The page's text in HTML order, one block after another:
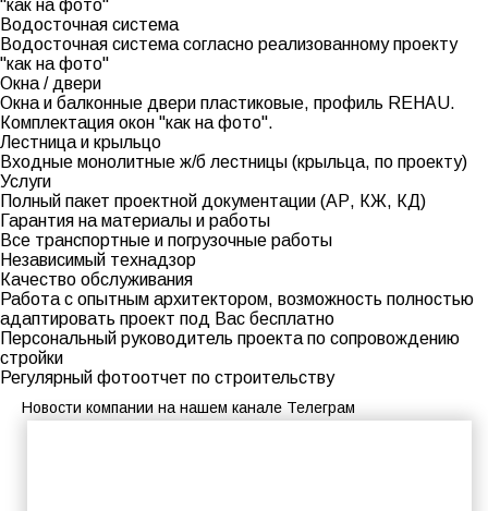
"как на фото"
Водосточная система
Водосточная система согласно реализованному проекту
"как на фото"
Окна / двери
Окна и балконные двери пластиковые, профиль REHAU.
Комплектация окон "как на фото".
Лестница и крыльцо
Входные монолитные ж/б лестницы (крыльца, по проекту)
Услуги
Полный пакет проектной документации (АР, КЖ, КД)
Гарантия на материалы и работы
Все транспортные и погрузочные работы
Независимый технадзор
Качество обслуживания
Работа с опытным архитектором, возможность полностью
адаптировать проект под Вас бесплатно
Персональный руководитель проекта по сопровождению
стройки
Регулярный фотоотчет по строительству
Новости компании на нашем канале Телеграм